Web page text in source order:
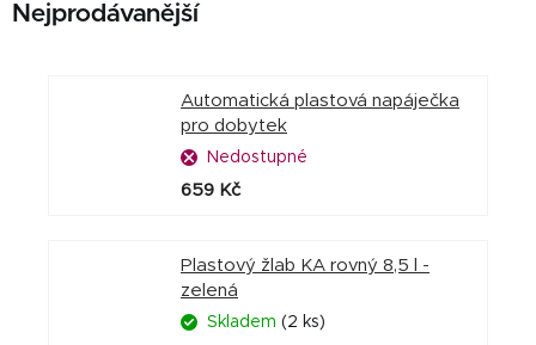
Nejprodávanější
Automatická plastová napáječka
pro dobytek
Nedostupné
659 Kč
Plastový žlab KA rovný 8,5 l -
zelená
Skladem (2 ks)